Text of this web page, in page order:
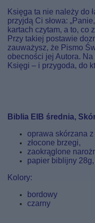
Księga ta nie należy do
przyjdą Ci słowa:
kartach czytam, a to, co
Przy takiej postawie
zauważysz, że Pismo
obecności jej Autora.
Księgi – i przygoda, do
Biblia EIB średnia,
oprawa skórzana
złocone brzegi,
zaokrąglone
papier biblijny 28g,
Kolory:
bordowy
czarny